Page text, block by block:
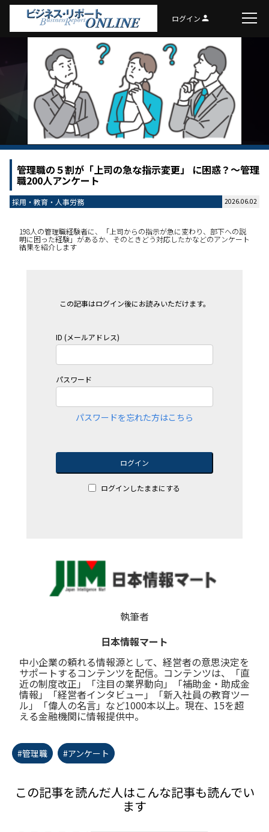
ログインperson
管理職の５割が「上司の急な指示変更」 に困惑？～管理
職200人アンケート
採用・教育・人事労務 2026.06.02
198人の管理職経験者に、「上司からの指示が急に変わり、部下への説
明に困った経験」があるか、そのときどう対応したかなどのアンケート
結果を紹介します
この記事はログイン後にお読みいただけます。
ID (メールアドレス)
パスワード
パスワードを忘れた方はこちら
ログイン
ログインしたままにする
執筆者
日本情報マート
中小企業の頼れる情報源として、経営者の意思決定を
サポートするコンテンツを配信。コンテンツは、「直
近の制度改正」「注目の業界動向」「補助金・助成金
情報」「経営者インタビュー」「新入社員の教育ツー
ル」「偉人の名言」など1000本以上。現在、15を超
える金融機関に情報提供中。
#管理職 #アンケート
この記事を読んだ人はこんな記事も読んでい
ます